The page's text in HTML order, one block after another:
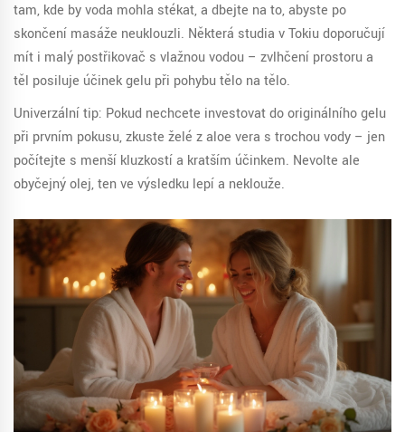
tam, kde by voda mohla stékat, a dbejte na to, abyste po
skončení masáže neuklouzli. Některá studia v Tokiu doporučují
mít i malý postřikovač s vlažnou vodou – zvlhčení prostoru a
těl posiluje účinek gelu při pohybu tělo na tělo.
Univerzální tip: Pokud nechcete investovat do originálního gelu
při prvním pokusu, zkuste želé z aloe vera s trochou vody – jen
počítejte s menší kluzkostí a kratším účinkem. Nevolte ale
obyčejný olej, ten ve výsledku lepí a neklouže.